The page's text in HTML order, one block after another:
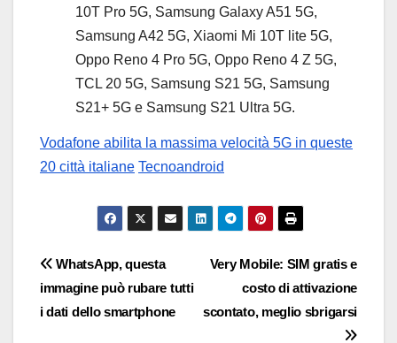
10T Pro 5G, Samsung Galaxy A51 5G,
Samsung A42 5G, Xiaomi Mi 10T lite 5G,
Oppo Reno 4 Pro 5G, Oppo Reno 4 Z 5G,
TCL 20 5G, Samsung S21 5G, Samsung
S21+ 5G e Samsung S21 Ultra 5G.
Vodafone abilita la massima velocità 5G in queste
20 città italiane Tecnoandroid
Navigazione
articoli
Very Mobile: SIM gratis e
costo di attivazione
scontato, meglio sbrigarsi
WhatsApp, questa
immagine può rubare tutti
i dati dello smartphone